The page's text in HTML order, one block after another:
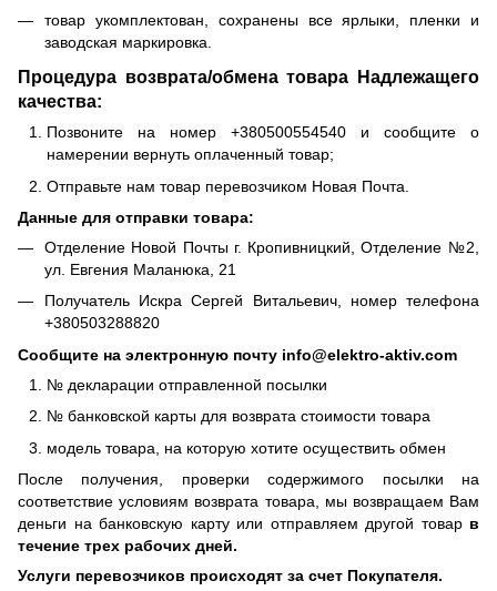
товар укомплектован, сохранены все ярлыки, пленки и
заводская маркировка.
Процедура возврата/обмена товара Надлежащего
качества:
Позвоните на номер +380500554540 и сообщите о
намерении вернуть оплаченный товар;
Отправьте нам товар перевозчиком Новая Почта.
Данные для отправки товара:
Отделение Новой Почты г. Кропивницкий, Отделение №2,
ул. Евгения Маланюка, 21
Получатель Искра Сергей Витальевич, номер телефона
+380503288820
Сообщите на электронную почту info@elektro-aktiv.com
№ декларации отправленной посылки
№ банковской карты для возврата стоимости товара
модель товара, на которую хотите осуществить обмен
После получения, проверки содержимого посылки на
соответствие условиям возврата товара, мы возвращаем Вам
деньги на банковскую карту или отправляем другой товар в
течение трех рабочих дней.
Услуги перевозчиков происходят за счет Покупателя.